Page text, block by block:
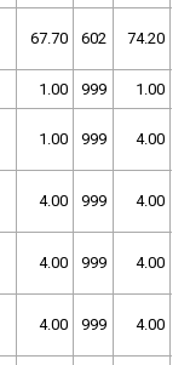
67.70 602 74.20
1.00 999 1.00
1.00 999 4.00
4.00 999 4.00
4.00 999 4.00
4.00 999 4.00